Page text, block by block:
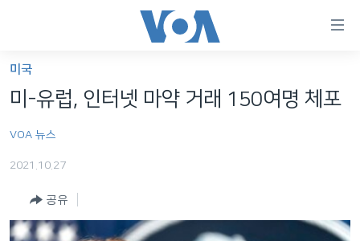
가
능
메
텐
VOD
라디오
프로그램
주파수 안내
미국
미-유럽, 인터넷 마약 거래 150여명 체포
VOA 뉴스
2021.10.27
공유